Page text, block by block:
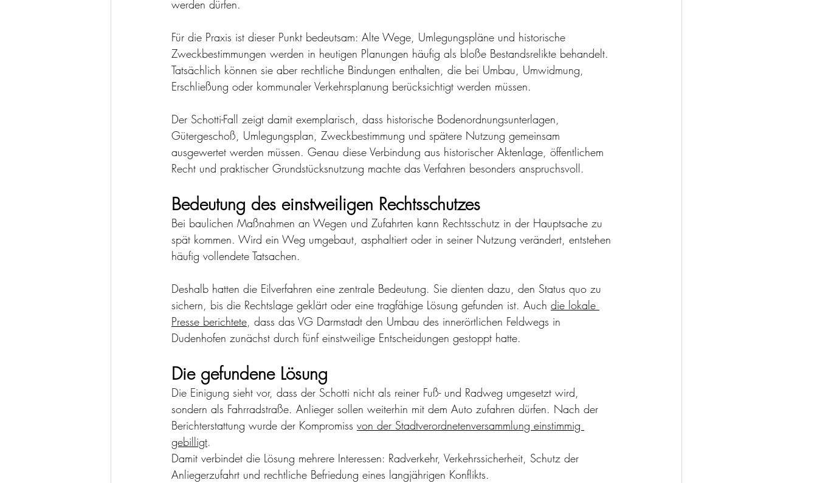
werden dürfen.
Für die Praxis ist dieser Punkt bedeutsam: Alte Wege, Umlegungspläne und historische
Zweckbestimmungen werden in heutigen Planungen häufig als bloße Bestandsrelikte behandelt.
Tatsächlich können sie aber rechtliche Bindungen enthalten, die bei Umbau, Umwidmung,
Erschließung oder kommunaler Verkehrsplanung berücksichtigt werden müssen.
Der Schotti-Fall zeigt damit exemplarisch, dass historische Bodenordnungsunterlagen,
Gütergeschoß, Umlegungsplan, Zweckbestimmung und spätere Nutzung gemeinsam
ausgewertet werden müssen. Genau diese Verbindung aus historischer Aktenlage, öffentlichem
Recht und praktischer Grundstücksnutzung machte das Verfahren besonders anspruchsvoll.
Bedeutung des einstweiligen Rechtsschutzes
Bei baulichen Maßnahmen an Wegen und Zufahrten kann Rechtsschutz in der Hauptsache zu
spät kommen. Wird ein Weg umgebaut, asphaltiert oder in seiner Nutzung verändert, entstehen
häufig vollendete Tatsachen.
Deshalb hatten die Eilverfahren eine zentrale Bedeutung. Sie dienten dazu, den Status quo zu
sichern, bis die Rechtslage geklärt oder eine tragfähige Lösung gefunden ist. Auch die lokale
Presse berichtete, dass das VG Darmstadt den Umbau des innerörtlichen Feldwegs in
Dudenhofen zunächst durch fünf einstweilige Entscheidungen gestoppt hatte.
Die gefundene Lösung
Die Einigung sieht vor, dass der Schotti nicht als reiner Fuß- und Radweg umgesetzt wird,
sondern als Fahrradstraße. Anlieger sollen weiterhin mit dem Auto zufahren dürfen. Nach der
Berichterstattung wurde der Kompromiss von der Stadtverordnetenversammlung einstimmig
gebilligt.
Damit verbindet die Lösung mehrere Interessen: Radverkehr, Verkehrssicherheit, Schutz der
Anliegerzufahrt und rechtliche Befriedung eines langjährigen Konflikts.